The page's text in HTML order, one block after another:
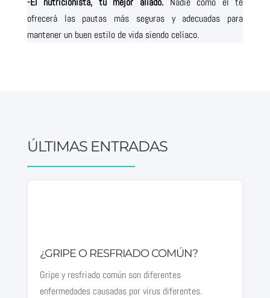
ofrecerá las pautas más seguras y adecuadas para
mantener un buen estilo de vida siendo celíaco.
ÚLTIMAS ENTRADAS
¿GRIPE O RESFRIADO COMÚN?
Gripe y resfriado común son diferentes
enfermedades causadas por virus diferentes.